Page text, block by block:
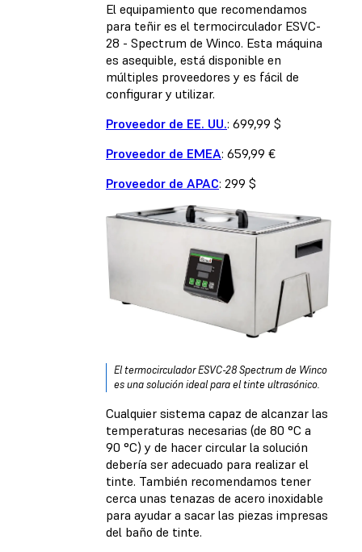
El equipamiento que recomendamos
para teñir es el termocirculador ESVC-
28 - Spectrum de Winco. Esta máquina
es asequible, está disponible en
múltiples proveedores y es fácil de
configurar y utilizar.
Proveedor de EE. UU.: 699,99 $
Proveedor de EMEA: 659,99 €
Proveedor de APAC: 299 $
El termocirculador ESVC-28 Spectrum de Winco
es una solución ideal para el tinte ultrasónico.
Cualquier sistema capaz de alcanzar las
temperaturas necesarias (de 80 °C a
90 °C) y de hacer circular la solución
debería ser adecuado para realizar el
tinte. También recomendamos tener
cerca unas tenazas de acero inoxidable
para ayudar a sacar las piezas impresas
del baño de tinte.